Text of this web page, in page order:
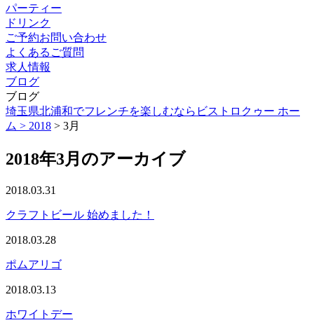
パーティー
ドリンク
ご予約お問い合わせ
よくあるご質問
求人情報
ブログ
ブログ
埼玉県北浦和でフレンチを楽しむならビストロクゥー ホー
ム > 2018 > 3月
2018年3月のアーカイブ
2018.03.31
クラフトビール 始めました！
2018.03.28
ポムアリゴ
2018.03.13
ホワイトデー